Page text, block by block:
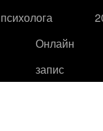
психолога
Онлайн
запис